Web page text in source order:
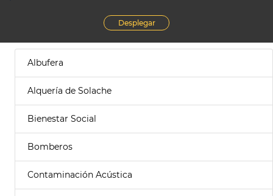
Desplegar
Albufera
Alquería de Solache
Bienestar Social
Bomberos
Contaminación Acústica